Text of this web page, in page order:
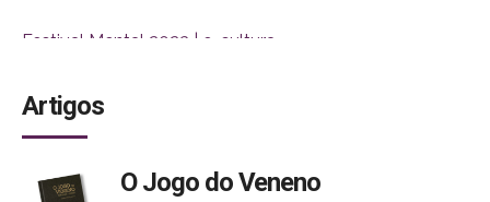
Festival Mental 2023 | e-cultura
Artigos
O Jogo do Veneno